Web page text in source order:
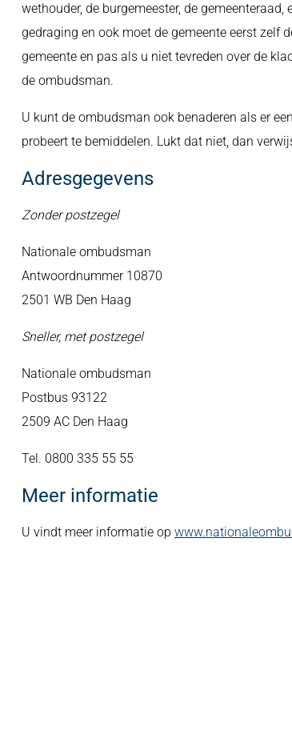
wethouder, de burgemeester, de
gedraging en ook moet de gemeente eerst zelf
gemeente en pas als u niet tevreden over de
de ombudsman.
U kunt de ombudsman ook benaderen als er
probeert te bemiddelen. Lukt dat niet, dan
Adresgegevens
Zonder postzegel
Nationale ombudsman
Antwoordnummer 10870
2501 WB Den Haag
Sneller, met postzegel
Nationale ombudsman
Postbus 93122
2509 AC Den Haag
Tel. 0800 335 55 55
Meer informatie
U vindt meer informatie op